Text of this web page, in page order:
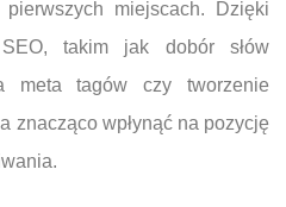
miejscach. Dzięki
takim jak dobór słów
meta tagów czy tworzenie
znacząco wpłynąć na pozycję